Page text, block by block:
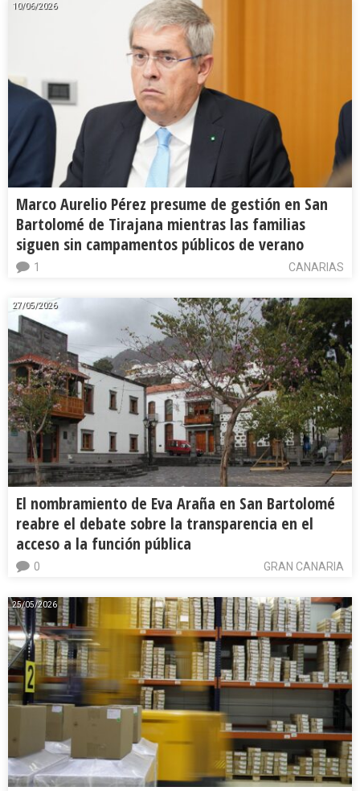
10/06/2026
Marco Aurelio Pérez presume de gestión en San
Bartolomé de Tirajana mientras las familias
siguen sin campamentos públicos de verano
CANARIAS
1
27/05/2026
El nombramiento de Eva Araña en San Bartolomé
reabre el debate sobre la transparencia en el
acceso a la función pública
GRAN CANARIA
0
25/05/2026